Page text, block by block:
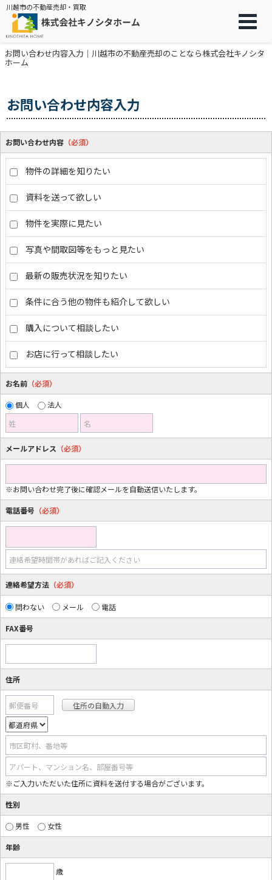
川越市の不動産売却・買取
お問い合わせ内容入力｜川越市の不動産売却のことなら株式会社キノシタ
ホーム
お問い合わせ内容入力
お問い合わせ内容 （必須）
物件の詳細を知りたい
資料を送って欲しい
物件を実際に見たい
写真や間取図等をもっと見たい
最新の販売状況を知りたい
条件に合う他の物件も紹介して欲しい
購入について相談したい
お店に行って相談したい
お名前 （必須）
個人
法人
姓
名
メールアドレス （必須）
※お問い合わせ完了後に確認メールを自動送信いたします。
電話番号 （必須）
連絡希望時間帯があればご記入ください
連絡希望方法 （必須）
問わない メール 電話
FAX番号
住所
郵便番号
市区町村、番地等
アパート、マンション名、部屋番号等
※ご入力いただいた住所に資料を送付する場合がございます。
性別
男性 女性
年齢
歳